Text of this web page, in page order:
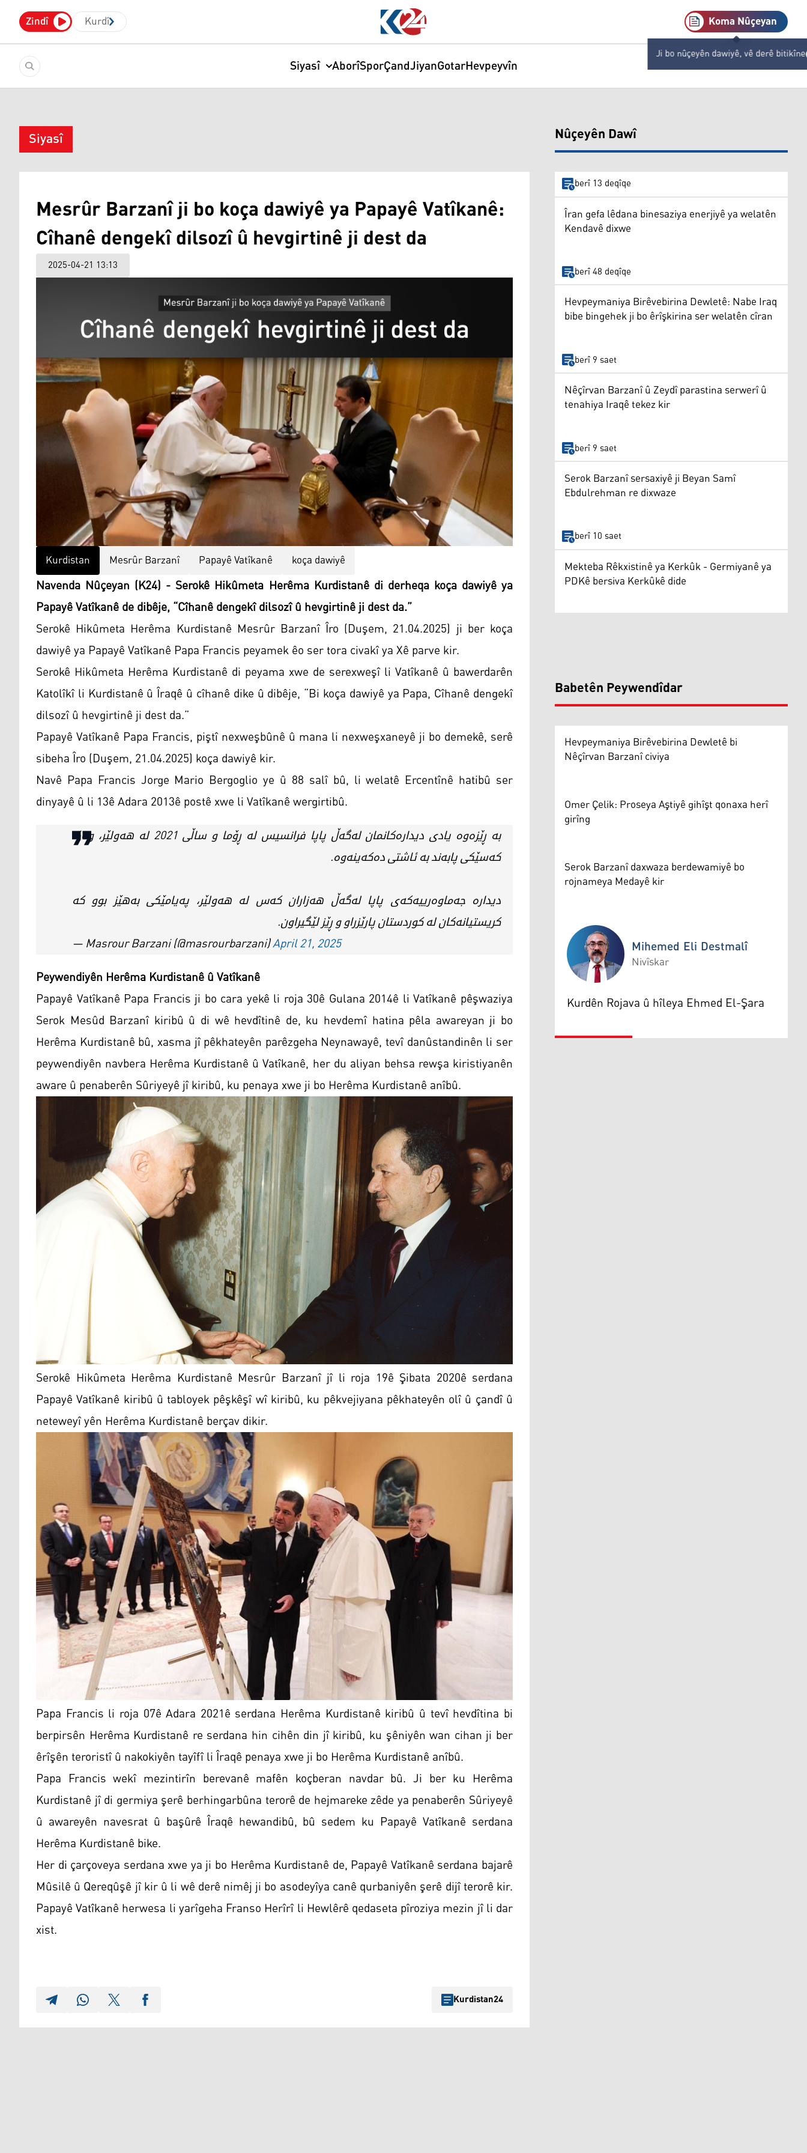
Zindî Kurdî Koma Nûçeyan
Ji bo nûçeyên dawiyê, vê derê bitikîne
Siyasî AborîSporÇandJiyanGotarHevpeyvîn
Siyasî
Mesrûr Barzanî ji bo koça dawiyê ya Papayê Vatîkanê:
Cîhanê dengekî dilsozî û hevgirtinê ji dest da
2025-04-21 13:13
Kurdistan Mesrûr Barzanî Papayê Vatîkanê koça dawiyê
Navenda Nûçeyan (K24) - Serokê Hikûmeta Herêma Kurdistanê di derheqa koça dawiyê ya
Papayê Vatîkanê de dibêje, “Cîhanê dengekî dilsozî û hevgirtinê ji dest da.”
Serokê Hikûmeta Herêma Kurdistanê Mesrûr Barzanî Îro (Duşem, 21.04.2025) ji ber koça
dawiyê ya Papayê Vatîkanê Papa Francis peyamek êo ser tora civakî ya Xê parve kir.
Serokê Hikûmeta Herêma Kurdistanê di peyama xwe de serexweşî li Vatîkanê û bawerdarên
Katolîkî li Kurdistanê û Îraqê û cîhanê dike û dibêje, “Bi koça dawiyê ya Papa, Cîhanê dengekî
dilsozî û hevgirtinê ji dest da.”
Papayê Vatîkanê Papa Francis, piştî nexweşbûnê û mana li nexweşxaneyê ji bo demekê, serê
sibeha Îro (Duşem, 21.04.2025) koça dawiyê kir.
Navê Papa Francis Jorge Mario Bergoglio ye û 88 salî bû, li welatê Ercentînê hatibû ser
dinyayê û li 13ê Adara 2013ê postê xwe li Vatîkanê wergirtibû.
بە ڕێزەوە یادی دیدارەکانمان لەگەڵ پاپا فرانسیس لە ڕۆما و ساڵی 2021 لە هەولێر، وەک
کەسێکی پابەند بە ئاشتی دەکەینەوە.
دیدارە جەماوەرییەکەی پاپا لەگەڵ هەزاران کەس لە هەولێر، پەیامێکی بەهێز بوو کە
کریستیانەکان لە کوردستان پارێزراو و ڕێز لێگیراون.
— Masrour Barzani (@masrourbarzani)April 21, 2025
Peywendiyên Herêma Kurdistanê û Vatîkanê
Papayê Vatîkanê Papa Francis ji bo cara yekê li roja 30ê Gulana 2014ê li Vatîkanê pêşwaziya
Serok Mesûd Barzanî kiribû û di wê hevdîtinê de, ku hevdemî hatina pêla awareyan ji bo
Herêma Kurdistanê bû, xasma jî pêkhateyên parêzgeha Neynawayê, tevî danûstandinên li ser
peywendiyên navbera Herêma Kurdistanê û Vatîkanê, her du aliyan behsa rewşa kiristiyanên
aware û penaberên Sûriyeyê jî kiribû, ku penaya xwe ji bo Herêma Kurdistanê anîbû.
Serokê Hikûmeta Herêma Kurdistanê Mesrûr Barzanî jî li roja 19ê Şibata 2020ê serdana
Papayê Vatîkanê kiribû û tabloyek pêşkêşî wî kiribû, ku pêkvejiyana pêkhateyên olî û çandî û
neteweyî yên Herêma Kurdistanê berçav dikir.
Papa Francis li roja 07ê Adara 2021ê serdana Herêma Kurdistanê kiribû û tevî hevdîtina bi
berpirsên Herêma Kurdistanê re serdana hin cihên din jî kiribû, ku şêniyên wan cihan ji ber
êrîşên teroristî û nakokiyên tayîfî li Îraqê penaya xwe ji bo Herêma Kurdistanê anîbû.
Papa Francis wekî mezintirîn berevanê mafên koçberan navdar bû. Ji ber ku Herêma
Kurdistanê jî di germiya şerê berhingarbûna terorê de hejmareke zêde ya penaberên Sûriyeyê
û awareyên navesrat û başûrê Îraqê hewandibû, bû sedem ku Papayê Vatîkanê serdana
Herêma Kurdistanê bike.
Her di çarçoveya serdana xwe ya ji bo Herêma Kurdistanê de, Papayê Vatîkanê serdana bajarê
Mûsilê û Qereqûşê jî kir û li wê derê nimêj ji bo asodeyîya canê qurbaniyên şerê dijî terorê kir.
Papayê Vatîkanê herwesa li yarîgeha Franso Herîrî li Hewlêrê qedaseta pîroziya mezin jî li dar
xist.
Kurdistan24
Nûçeyên Dawî
berî 13 deqîqe
Îran gefa lêdana binesaziya enerjiyê ya welatên
Kendavê dixwe
berî 48 deqîqe
Hevpeymaniya Birêvebirina Dewletê: Nabe Iraq
bibe bingehek ji bo êrîşkirina ser welatên cîran
berî 9 saet
Nêçîrvan Barzanî û Zeydî parastina serwerî û
tenahiya Iraqê tekez kir
berî 9 saet
Serok Barzanî sersaxiyê ji Beyan Samî
Ebdulrehman re dixwaze
berî 10 saet
Mekteba Rêkxistinê ya Kerkûk - Germiyanê ya
PDKê bersiva Kerkûkê dide
Babetên Peywendîdar
Hevpeymaniya Birêvebirina Dewletê bi
Nêçîrvan Barzanî civiya
Omer Çelik: Proseya Aştiyê gihîşt qonaxa herî
girîng
Serok Barzanî daxwaza berdewamiyê bo
rojnameya Medayê kir
Mihemed Eli Destmalî
Mihemed Eli Destmalî
Nivîskar
Kurdên Rojava û hîleya Ehmed El-Şara